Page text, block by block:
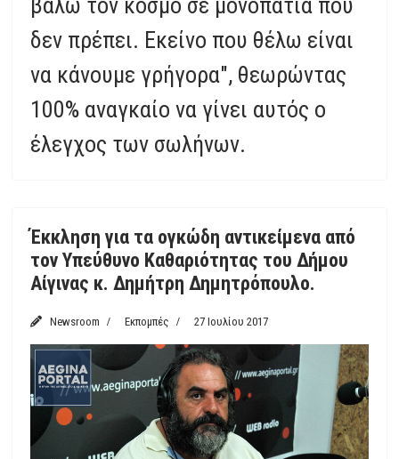
βάλω τον κόσμο σε μονοπάτια που
δεν πρέπει. Εκείνο που θέλω είναι
να κάνουμε γρήγορα", θεωρώντας
100% αναγκαίο να γίνει αυτός ο
έλεγχος των σωλήνων.
Έκκληση για τα ογκώδη αντικείμενα από
τον Υπεύθυνο Καθαριότητας του Δήμου
Αίγινας κ. Δημήτρη Δημητρόπουλο.
Newsroom Εκπομπές 27 Ιουλίου 2017